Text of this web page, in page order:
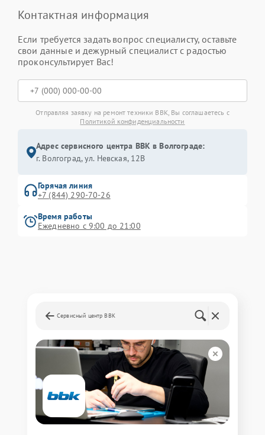
Контактная информация
Если требуется задать вопрос специалисту, оставьте
свои данные и дежурный специалист с радостью
проконсультирует Вас!
Отправляя заявку на ремонт техники BBK, Вы соглашаетесь с
Политикой конфиденциальности
Адрес сервисного центра BBK в Волгограде:
г. Волгоград, ул. Невская, 12В
Горячая линия
+7 (844) 290-70-26
Время работы
Ежедневно с 9:00 до 21:00
Сервисный центр BBK